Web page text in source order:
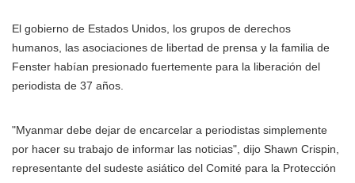
El gobierno de Estados Unidos, los grupos de derechos
humanos, las asociaciones de libertad de prensa y la familia de
Fenster habían presionado fuertemente para la liberación del
periodista de 37 años.
"Myanmar debe dejar de encarcelar a periodistas simplemente
por hacer su trabajo de informar las noticias", dijo Shawn Crispin,
representante del sudeste asiático del Comité para la Protección